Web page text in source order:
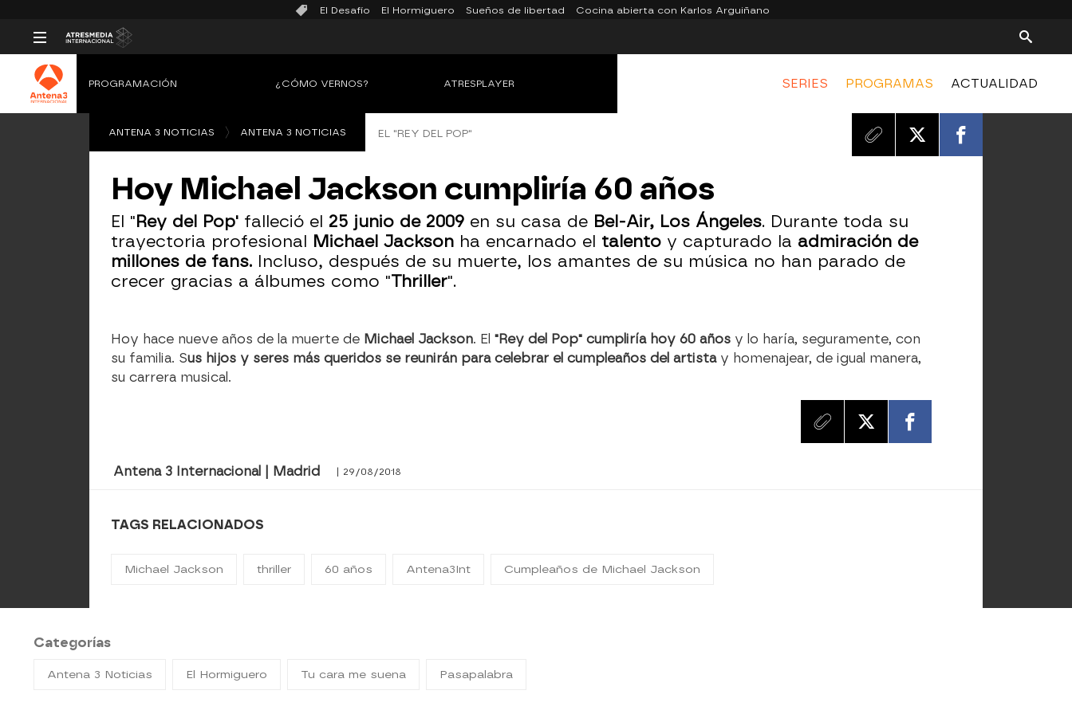
El Desafío El Hormiguero Sueños de libertad Cocina abierta con Karlos Arguiñano
SERIES PROGRAMAS ACTUALIDAD
PROGRAMACIÓN ¿CÓMO VERNOS? ATRESPLAYER
ANTENA 3 NOTICIAS ANTENA 3 NOTICIAS EL "REY DEL POP"
Hoy Michael Jackson cumpliría 60 años
El "Rey del Pop' falleció el 25 junio de 2009 en su casa de Bel-Air, Los Ángeles. Durante toda su
trayectoria profesional Michael Jackson ha encarnado el talento y capturado la admiración de
millones de fans. Incluso, después de su muerte, los amantes de su música no han parado de
crecer gracias a álbumes como "Thriller".
Hoy hace nueve años de la muerte de Michael Jackson. El "Rey del Pop" cumpliría hoy 60 años y lo haría, seguramente, con
su familia. Sus hijos y seres más queridos se reunirán para celebrar el cumpleaños del artista y homenajear, de igual manera,
su carrera musical.
Antena 3 Internacional | Madrid | 29/08/2018
TAGS RELACIONADOS
Michael Jackson thriller 60 años Antena3Int Cumpleaños de Michael Jackson
Categorías
Antena 3 Noticias El Hormiguero Tu cara me suena Pasapalabra